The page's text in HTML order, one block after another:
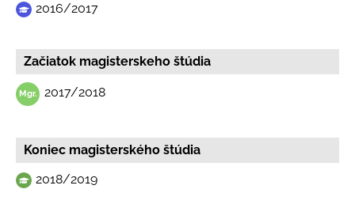
2016/2017
Začiatok magisterskeho štúdia
2017/2018
Koniec magisterského štúdia
2018/2019